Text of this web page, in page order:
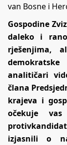
van Bosne i
Gospodine
daleko i
rješenjima,
analitičari
člana
krajeva i
očekuje
izjasnili o